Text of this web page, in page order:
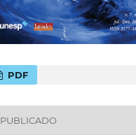
PDF
PUBLICADO